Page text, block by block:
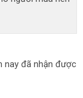
nay đã nhận được